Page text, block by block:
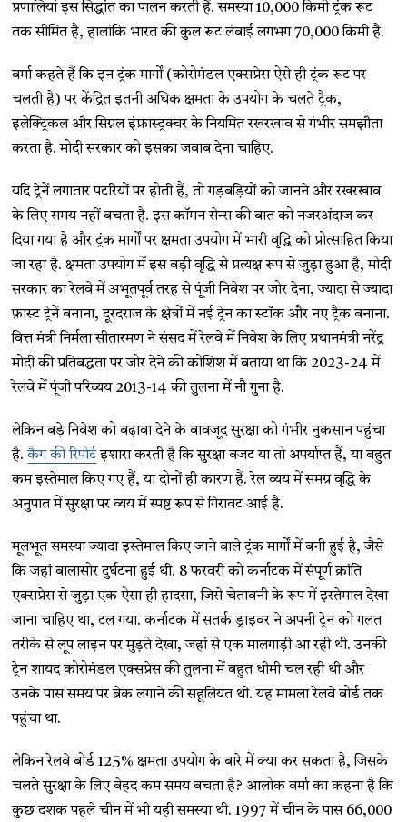
प्रणालियां इस सिद्धांत का पालन करती हैं. समस्या 10,000 किमी ट्रंक रूट
तक सीमित है, हालांकि भारत की कुल रूट लंबाई लगभग 70,000 किमी है.
वर्मा कहते हैं कि इन ट्रंक मार्गों (कोरोमंडल एक्सप्रेस ऐसे ही ट्रंक रूट पर
चलती है) पर केंद्रित इतनी अधिक क्षमता के उपयोग के चलते ट्रैक,
इलेक्ट्रिकल और सिग्नल इंफ्रास्ट्रक्चर के नियमित रखरखाव से गंभीर समझौता
करता है. मोदी सरकार को इसका जवाब देना चाहिए.
यदि ट्रेनें लगातार पटरियों पर होती हैं, तो गड़बड़ियों को जानने और रखरखाव
के लिए समय नहीं बचता है. इस कॉमन सेन्स की बात को नजरअंदाज कर
दिया गया है और ट्रंक मार्गों पर क्षमता उपयोग में भारी वृद्धि को प्रोत्साहित किया
जा रहा है. क्षमता उपयोग में इस बड़ी वृद्धि से प्रत्यक्ष रूप से जुड़ा हुआ है, मोदी
सरकार का रेलवे में अभूतपूर्व तरह से पूंजी निवेश पर जोर देना, ज्यादा से ज्यादा
फ़ास्ट ट्रेनें बनाना, दूरदराज के क्षेत्रों में नई ट्रेन का स्टॉक और नए ट्रैक बनाना.
वित्त मंत्री निर्मला सीतारमण ने संसद में रेलवे में निवेश के लिए प्रधानमंत्री नरेंद्र
मोदी की प्रतिबद्धता पर जोर देने की कोशिश में बताया था कि 2023-24 में
रेलवे में पूंजी परिव्यय 2013-14 की तुलना में नौ गुना है.
लेकिन बड़े निवेश को बढ़ावा देने के बावजूद सुरक्षा को गंभीर नुकसान पहुंचा
है.कैग की रिपोर्टइशारा करती है कि सुरक्षा बजट या तो अपर्याप्त हैं, या बहुत
कम इस्तेमाल किए गए हैं, या दोनों ही कारण हैं. रेल व्यय में समग्र वृद्धि के
अनुपात में सुरक्षा पर व्यय में स्पष्ट रूप से गिरावट आई है.
मूलभूत समस्या ज्यादा इस्तेमाल किए जाने वाले ट्रंक मार्गों में बनी हुई है, जैसे
कि जहां बालासोर दुर्घटना हुई थी. 8 फरवरी को कर्नाटक में संपूर्ण क्रांति
एक्सप्रेस से जुड़ा एक ऐसा ही हादसा, जिसे चेतावनी के रूप में इस्तेमाल देखा
जाना चाहिए था, टल गया. कर्नाटक में सतर्क ड्राइवर ने अपनी ट्रेन को गलत
तरीके से लूप लाइन पर मुड़ते देखा, जहां से एक मालगाड़ी आ रही थी. उनकी
ट्रेन शायद कोरोमंडल एक्सप्रेस की तुलना में बहुत धीमी चल रही थी और
उनके पास समय पर ब्रेक लगाने की सहूलियत थी. यह मामला रेलवे बोर्ड तक
पहुंचा था.
लेकिन रेलवे बोर्ड 125% क्षमता उपयोग के बारे में क्या कर सकता है, जिसके
चलते सुरक्षा के लिए बेहद कम समय बचता है? आलोक वर्मा का कहना है कि
कुछ दशक पहले चीन में भी यही समस्या थी. 1997 में चीन के पास 66,000